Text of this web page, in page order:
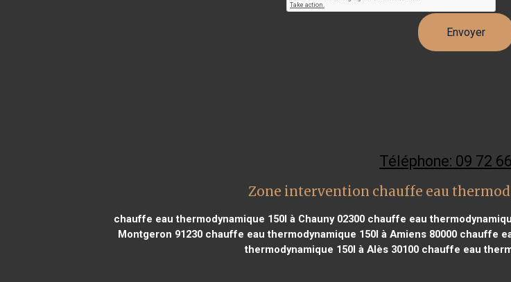
Téléphone: 09 72
Zone intervention chauffe eau
chauffe eau thermodynamique 150l à Chauny 02300 chauffe eau
Montgeron 91230 chauffe eau thermodynamique 150l à Amiens 80000 chauffe
thermodynamique 150l à Alès 30100 chauffe eau